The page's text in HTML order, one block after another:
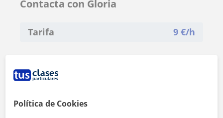
Contacta con Gloria
Tarifa 9 €/h
Política de Cookies